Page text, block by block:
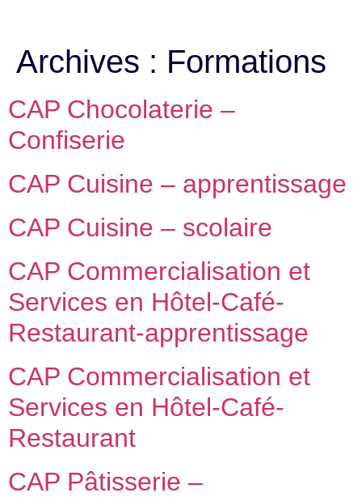
Archives : Formations
CAP Chocolaterie –
Confiserie
CAP Cuisine – apprentissage
CAP Cuisine – scolaire
CAP Commercialisation et
Services en Hôtel-Café-
Restaurant-apprentissage
CAP Commercialisation et
Services en Hôtel-Café-
Restaurant
CAP Pâtisserie –